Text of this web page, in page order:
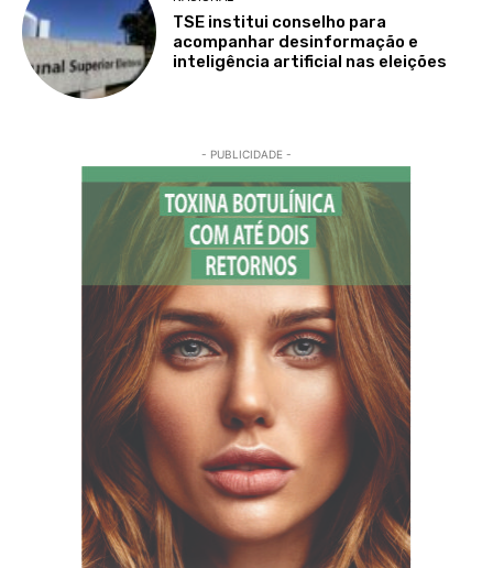
TSE institui conselho para
acompanhar desinformação e
inteligência artificial nas eleições
- PUBLICIDADE -